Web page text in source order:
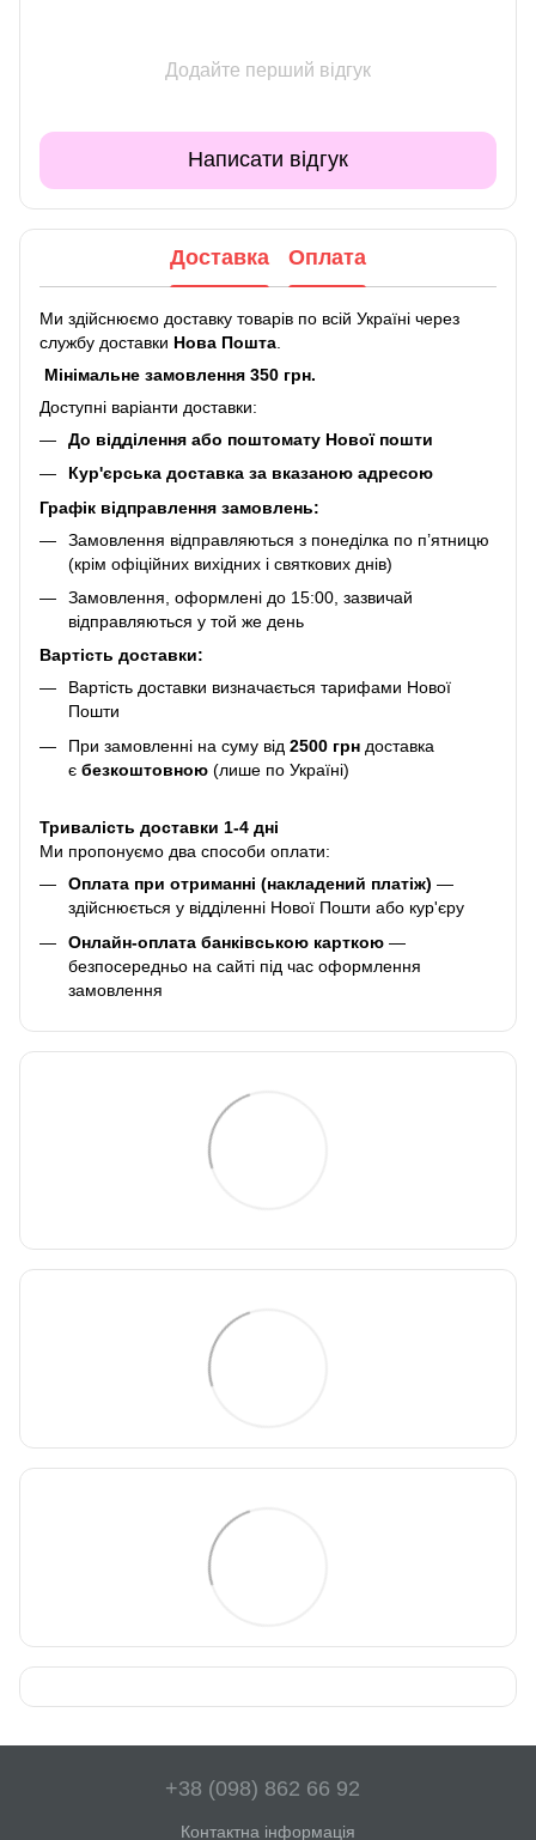
Додайте перший відгук
Написати відгук
Доставка Оплата
Ми здійснюємо доставку товарів по всій Україні через
службу доставки Нова Пошта
Мінімальне замовлення 350 грн.
Доступні варіанти доставки:
До відділення або поштомату Нової пошти
Кур'єрська доставка за вказаною адресою
Графік відправлення замовлень:
Замовлення відправляються з понеділка по п’ятницю
(крім офіційних вихідних і святкових днів)
Замовлення, оформлені до 15:00, зазвичай
відправляються у той же день
Вартість доставки:
Вартість доставки визначається тарифами Нової
Пошти
При замовленні на суму від 2500 грн доставка
є безкоштовною (лише по Україні)
Тривалість доставки 1-4 дні
Ми пропонуємо два способи оплати:
Оплата при отриманні (накладений платіж) —
здійснюється у відділенні Нової Пошти або кур'єру
Онлайн-оплата банківською карткою —
безпосередньо на сайті під час оформлення
замовлення
+38 (098) 862 66 92
Контактна інформація